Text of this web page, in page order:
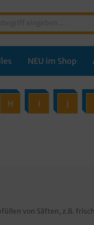
NEU im Shop
H I J
von Säften, z.B.